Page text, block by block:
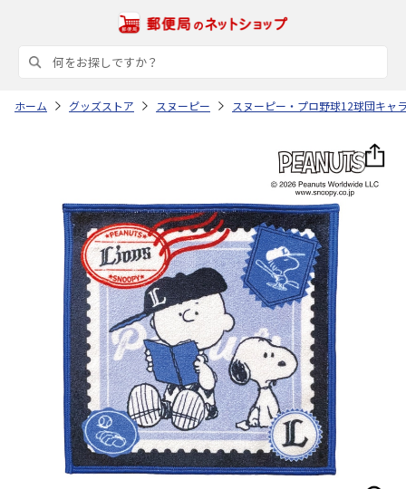
ホーム グッズストア スヌーピー スヌーピー・プロ野球12球団キャ